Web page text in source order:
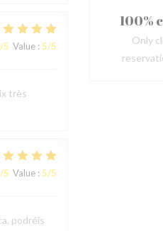
/5 Value: 5/5
très
/5 Value: 5/5
podréis
100%
Only